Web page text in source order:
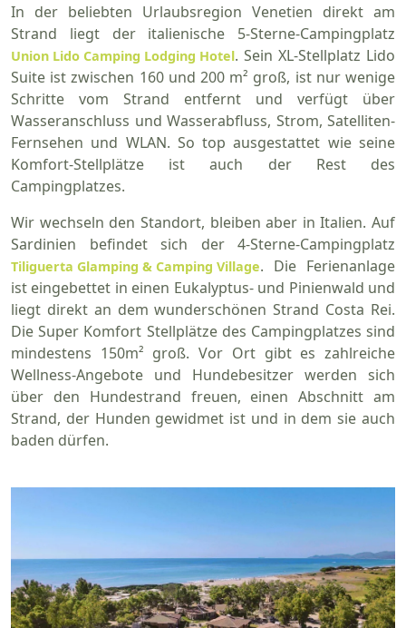
In der beliebten Urlaubsregion Venetien direkt am
Strand liegt der italienische 5-Sterne-Campingplatz
Union Lido Camping Lodging Hotel. Sein XL-Stellplatz Lido
Suite ist zwischen 160 und 200 m² groß, ist nur wenige
Schritte vom Strand entfernt und verfügt über
Wasseranschluss und Wasserabfluss, Strom, Satelliten-
Fernsehen und WLAN. So top ausgestattet wie seine
Komfort-Stellplätze ist auch der Rest des
Campingplatzes.
Wir wechseln den Standort, bleiben aber in Italien. Auf
Sardinien befindet sich der 4-Sterne-Campingplatz
Tiliguerta Glamping & Camping Village. Die Ferienanlage
ist eingebettet in einen Eukalyptus- und Pinienwald und
liegt direkt an dem wunderschönen Strand Costa Rei.
Die Super Komfort Stellplätze des Campingplatzes sind
mindestens 150m² groß. Vor Ort gibt es zahlreiche
Wellness-Angebote und Hundebesitzer werden sich
über den Hundestrand freuen, einen Abschnitt am
Strand, der Hunden gewidmet ist und in dem sie auch
baden dürfen.